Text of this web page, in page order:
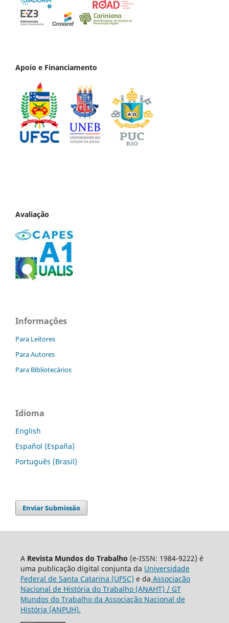
Apoio e Financiamento
Avaliação
Informações
Para Leitores
Para Autores
Para Bibliotecários
Idioma
English
Español (España)
Português (Brasil)
Enviar Submissão
A Revista Mundos do Trabalho (e-ISSN: 1984-9222) é
uma publicação digital conjunta da Universidade
Federal de Santa Catarina (UFSC) e da Associação
Nacional de História do Trabalho (ANAHT) / GT
Mundos do Trabalho da Associação Nacional de
História (ANPUH).